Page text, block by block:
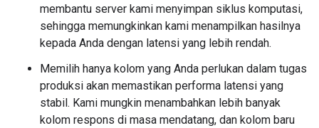
membantu server kami menyimpan siklus komputasi,
sehingga memungkinkan kami menampilkan hasilnya
kepada Anda dengan latensi yang lebih rendah.
Memilih hanya kolom yang Anda perlukan dalam tugas
produksi akan memastikan performa latensi yang
stabil. Kami mungkin menambahkan lebih banyak
kolom respons di masa mendatang, dan kolom baru